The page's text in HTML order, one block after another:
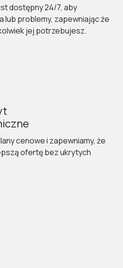
dostępny 24/7, aby
lub problemy, zapewniając że
jej potrzebujesz.
cenowe i zapewniamy, że
ofertę bez ukrytych